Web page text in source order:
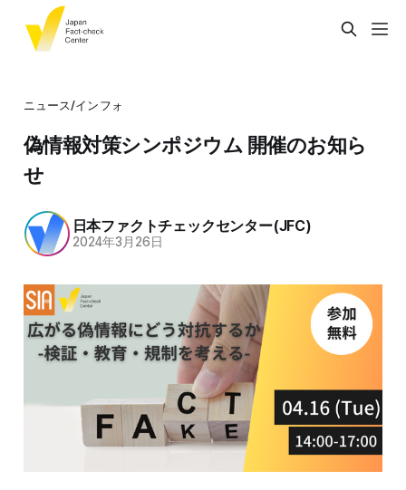
ニュース/インフォ
偽情報対策シンポジウム 開催のお知ら
せ
日本ファクトチェックセンター(JFC)
2024年3月26日